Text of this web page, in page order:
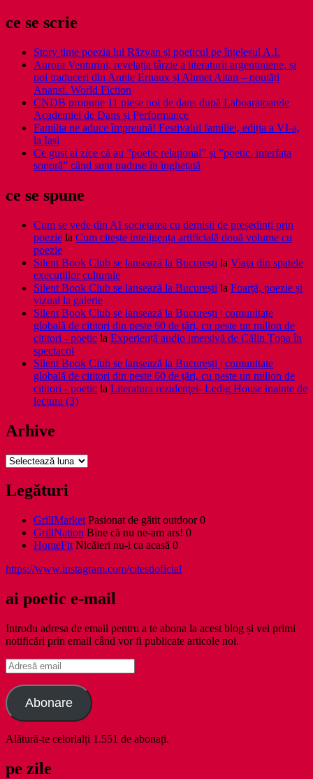
ce se scrie
Story time poezia lui Răzvan și poeticul pe înțelesul A.I.
Aurora Venturini, revelația târzie a literaturii argentiniene, și
noi traduceri din Annie Ernaux și Ahmet Altan – noutăți
Anansi. World Fiction
CNDB propune 11 piese noi de dans după Laboaratoarele
Academiei de Dans și Performance
Familia ne aduce împreună! Festivalul familiei, ediția a VI-a,
la Iași
Ce gust ai zice că au ”poetic relațional” și ”poetic. interfața
sonoră” când sunt traduse în înghețată
ce se spune
Cum se vede din AI societatea cu demisii de președinți prin
poezie la Cum citește inteligența artificială două volume cu
poezie
Silent Book Club se lansează la București la Viaţa din spatele
execuţiilor culturale
Silent Book Club se lansează la București la Foarţă, poezie şi
vizual la galerie
Silent Book Club se lansează la București | comunitate
globală de cititori din peste 60 de țări, cu peste un milion de
cititori - poetic la Experiență audio imersivă de Călin Țopa în
spectacol
Silent Book Club se lansează la București | comunitate
globală de cititori din peste 60 de țări, cu peste un milion de
cititori - poetic la Literatura rezidenţei- Ledig House inainte de
lectura (3)
Arhive
Arhive
Legături
GrillMarket Pasionat de gătit outdoor 0
GrillNation Bine că nu ne-am ars! 0
HomeFit Nicăieri nu-i ca acasă 0
https://www.instagram.com/citestioficial
ai poetic e-mail
Introdu adresa de email pentru a te abona la acest blog și vei primi
notificări prin email când vor fi publicate articole noi.
Adresă
email
Abonare
Alătură-te celorlalți 1.551 de abonați.
pe zile